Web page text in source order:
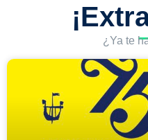
¿Ya te